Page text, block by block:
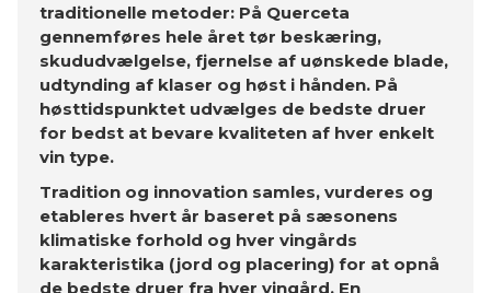
traditionelle metoder: På Querceta
gennemføres hele året tør beskæring,
skududvælgelse, fjernelse af uønskede blade,
udtynding af klaser og høst i hånden. På
høsttidspunktet udvælges de bedste druer
for bedst at bevare kvaliteten af ​​hver enkelt
vin type.
Tradition og innovation samles, vurderes og
etableres hvert år baseret på sæsonens
klimatiske forhold og hver vingårds
karakteristika (jord og placering) for at opnå
de bedste druer fra hver vingård. En